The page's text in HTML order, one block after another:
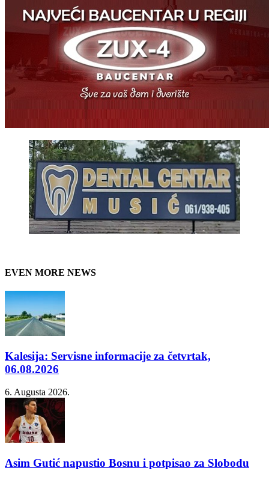
EVEN MORE NEWS
Kalesija: Servisne informacije za četvrtak,
06.08.2026
6. Augusta 2026.
Asim Gutić napustio Bosnu i potpisao za Slobodu